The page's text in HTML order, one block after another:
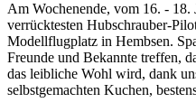
Am Wochenende, vom 16. -
verrücktesten Hubschrauber-
Modellflugplatz in Hembsen.
Freunde und Bekannte treffen,
das leibliche Wohl wird, dank
selbstgemachten Kuchen,